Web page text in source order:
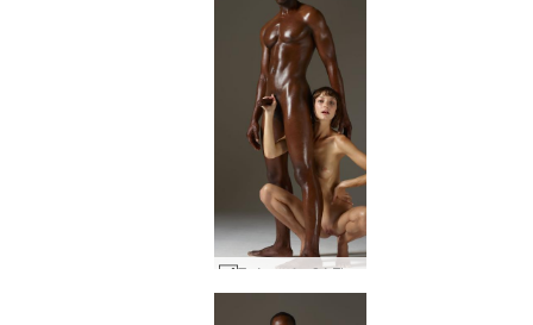
Στέρεη λαβή Flora και Mike #11